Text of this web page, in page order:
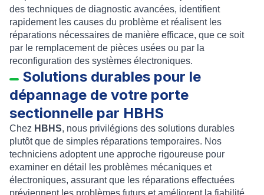
des techniques de diagnostic avancées, identifient
rapidement les causes du problème et réalisent les
réparations nécessaires de manière efficace, que ce soit
par le remplacement de pièces usées ou par la
reconfiguration des systèmes électroniques.
Solutions durables pour le
dépannage de votre porte
sectionnelle par HBHS
Chez HBHS, nous privilégions des solutions durables
plutôt que de simples réparations temporaires. Nos
techniciens adoptent une approche rigoureuse pour
examiner en détail les problèmes mécaniques et
électroniques, assurant que les réparations effectuées
préviennent les problèmes futurs et améliorent la fiabilité